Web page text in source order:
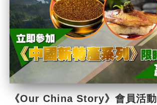
《Our China Story》會員活動